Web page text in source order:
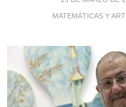
MATEMÁTICAS Y